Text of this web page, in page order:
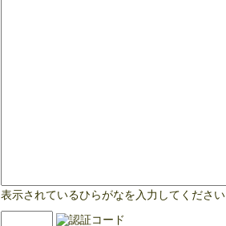
表示されているひらがなを入力してください